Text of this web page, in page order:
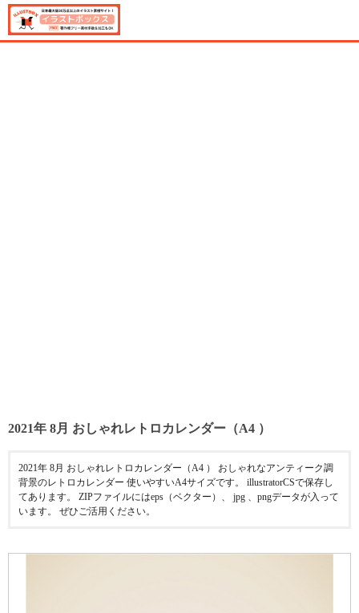
2021年 8月 おしゃれレトロカレンダー（A4 ）
2021年 8月 おしゃれレトロカレンダー（A4 ） おしゃれなアンティーク調
背景のレトロカレンダー 使いやすいA4サイズです。 illustratorCSで保存し
てあります。 ZIPファイルにはeps（ベクター）、 jpg 、pngデータが入って
います。 ぜひご活用ください。